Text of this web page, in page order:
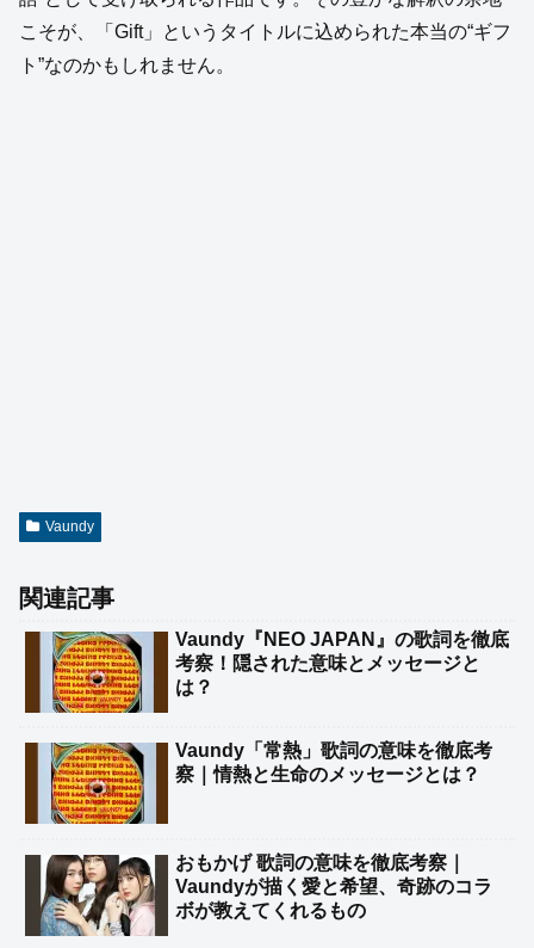
こそが、「Gift」というタイトルに込められた本当の“ギフ
ト”なのかもしれません。
Vaundy
関連記事
Vaundy『NEO JAPAN』の歌詞を徹底
考察！隠された意味とメッセージと
は？
Vaundy「常熱」歌詞の意味を徹底考
察｜情熱と生命のメッセージとは？
おもかげ 歌詞の意味を徹底考察｜
Vaundyが描く愛と希望、奇跡のコラ
ボが教えてくれるもの